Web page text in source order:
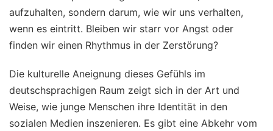
aufzuhalten, sondern darum, wie wir uns verhalten,
wenn es eintritt. Bleiben wir starr vor Angst oder
finden wir einen Rhythmus in der Zerstörung?
Die kulturelle Aneignung dieses Gefühls im
deutschsprachigen Raum zeigt sich in der Art und
Weise, wie junge Menschen ihre Identität in den
sozialen Medien inszenieren. Es gibt eine Abkehr vom